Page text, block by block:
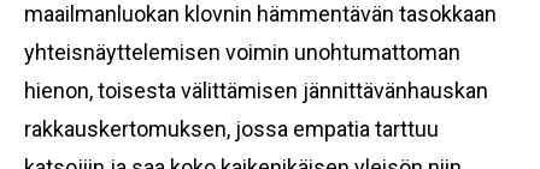
maailmanluokan klovnin hämmentävän tasokkaan
yhteisnäyttelemisen voimin unohtumattoman
hienon, toisesta välittämisen jännittävänhauskan
rakkauskertomuksen, jossa empatia tarttuu